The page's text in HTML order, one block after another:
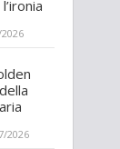
2026